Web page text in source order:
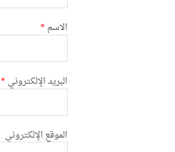
الاسم *
البريد الإلكتروني *
الموقع الإلكتروني